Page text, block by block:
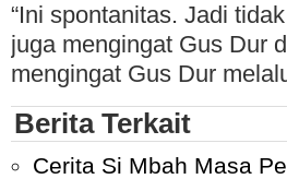
“Ini spontanitas. Jadi
juga mengingat Gus Dur
mengingat Gus Dur
Berita Terkait
Cerita Si Mbah Masa